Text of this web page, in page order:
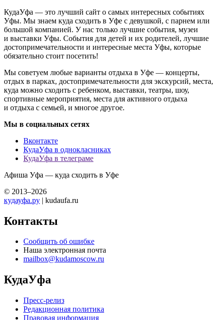
КудаУфа — это лучший сайт о самых интересных событиях
Уфы. Мы знаем куда сходить в Уфе с девушкой, с парнем или
большой компанией. У нас только лучшие события, музеи
и выставки Уфы. События для детей и их родителей, лучшие
достопримечательности и интересные места Уфы, которые
обязательно стоит посетить!
Мы советуем любые варианты отдыха в Уфе — концерты,
отдых в парках, достопримечательности для экскурсий, места,
куда можно сходить с ребенком, выставки, театры, шоу,
спортивные мероприятия, места для активного отдыха
и отдыха с семьей, и многое другое.
Мы в социальных сетях
Вконтакте
КудаУфа в однокласниках
КудаУфа в телеграме
Афиша Уфа — куда сходить в Уфе
© 2013–2026
кудауфа.ру | kudaufa.ru
Контакты
Сообщить об ошибке
Наша электронная почта
mailbox@kudamoscow.ru
КудаУфа
Пресс-релиз
Редакционная политика
Правовая информация